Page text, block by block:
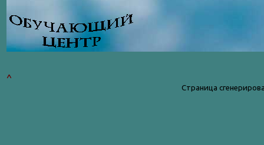
^
Страница